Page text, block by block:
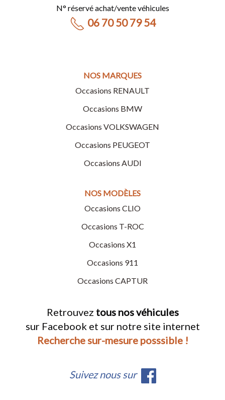
N° réservé achat/vente véhicules
06 70 50 79 54
NOS MARQUES
Occasions RENAULT
Occasions BMW
Occasions VOLKSWAGEN
Occasions PEUGEOT
Occasions AUDI
NOS MODÈLES
Occasions CLIO
Occasions T-ROC
Occasions X1
Occasions 911
Occasions CAPTUR
Retrouvez tous nos véhicules
sur Facebook et sur notre site internet
Recherche sur-mesure posssible !
Suivez nous sur